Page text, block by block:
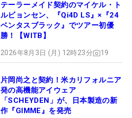
テーラーメイド契約のマイケル・ト
ルビョンセン、『Qi4D LS』×『24
ベンタスブラック』でツアー初優
勝！【WITB】
2026年8月3日 (月) 12時23分 19
片岡尚之と契約！米カリフォルニア
発の高機能アイウェア
「SCHEYDEN」が、日本製造の新
作『GIMME』を発売